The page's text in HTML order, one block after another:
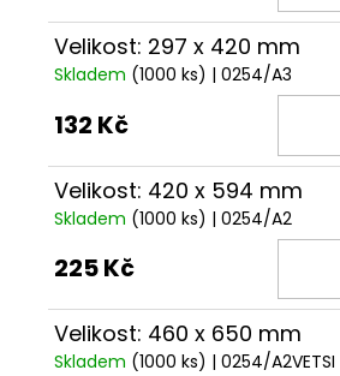
Velikost: 297 x 420 mm
Skladem (1000 ks) | 0254/A3
132 Kč
Velikost: 420 x 594 mm
Skladem (1000 ks) | 0254/A2
225 Kč
Velikost: 460 x 650 mm
Skladem (1000 ks) | 0254/A2VETSI